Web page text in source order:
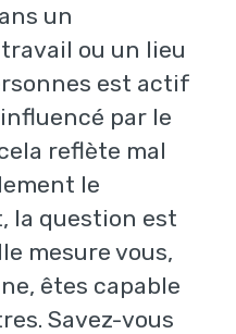
un
ou un lieu
est actif
par le
reflète mal
le
la question est
mesure vous,
êtes capable
Savez-vous